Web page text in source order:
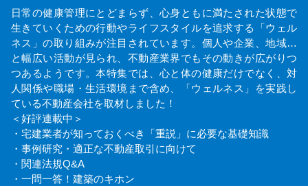
日常の健康管理にとどまらず、心身ともに満たされた状態で
生きていくための行動やライフスタイルを追求する「ウェル
ネス」の取り組みが注目されています。個人や企業、地域…
と幅広い活動が見られ、不動産業界でもその動きが広がりつ
つあるようです。本特集では、心と体の健康だけでなく、対
人関係や職場・生活環境まで含め、「ウェルネス」を実践し
ている不動産会社を取材しました！
＜好評連載中＞
・宅建業者が知っておくべき「重説」に必要な基礎知識
・事例研究・適正な不動産取引に向けて
・関連法規Q&A
・一問一答！建築のキホン